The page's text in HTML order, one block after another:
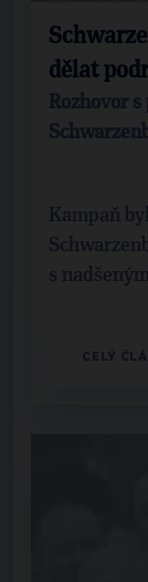
dělat
Rozhovor
Kampaň
s
CELÝ